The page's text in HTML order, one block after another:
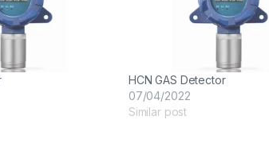
HCN GAS Detector
07/04/2022
Similar post